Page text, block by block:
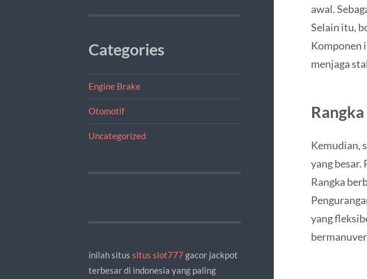
Categories
Engine Brake
Otomotif
Uncategorized
inilah situs situs slot777 gacor jackpot
terbesar di indonesia yang paling
awal.
Selain itu,
Komponen
menjaga
Kemudian,
yang besar.
Rangka
yang